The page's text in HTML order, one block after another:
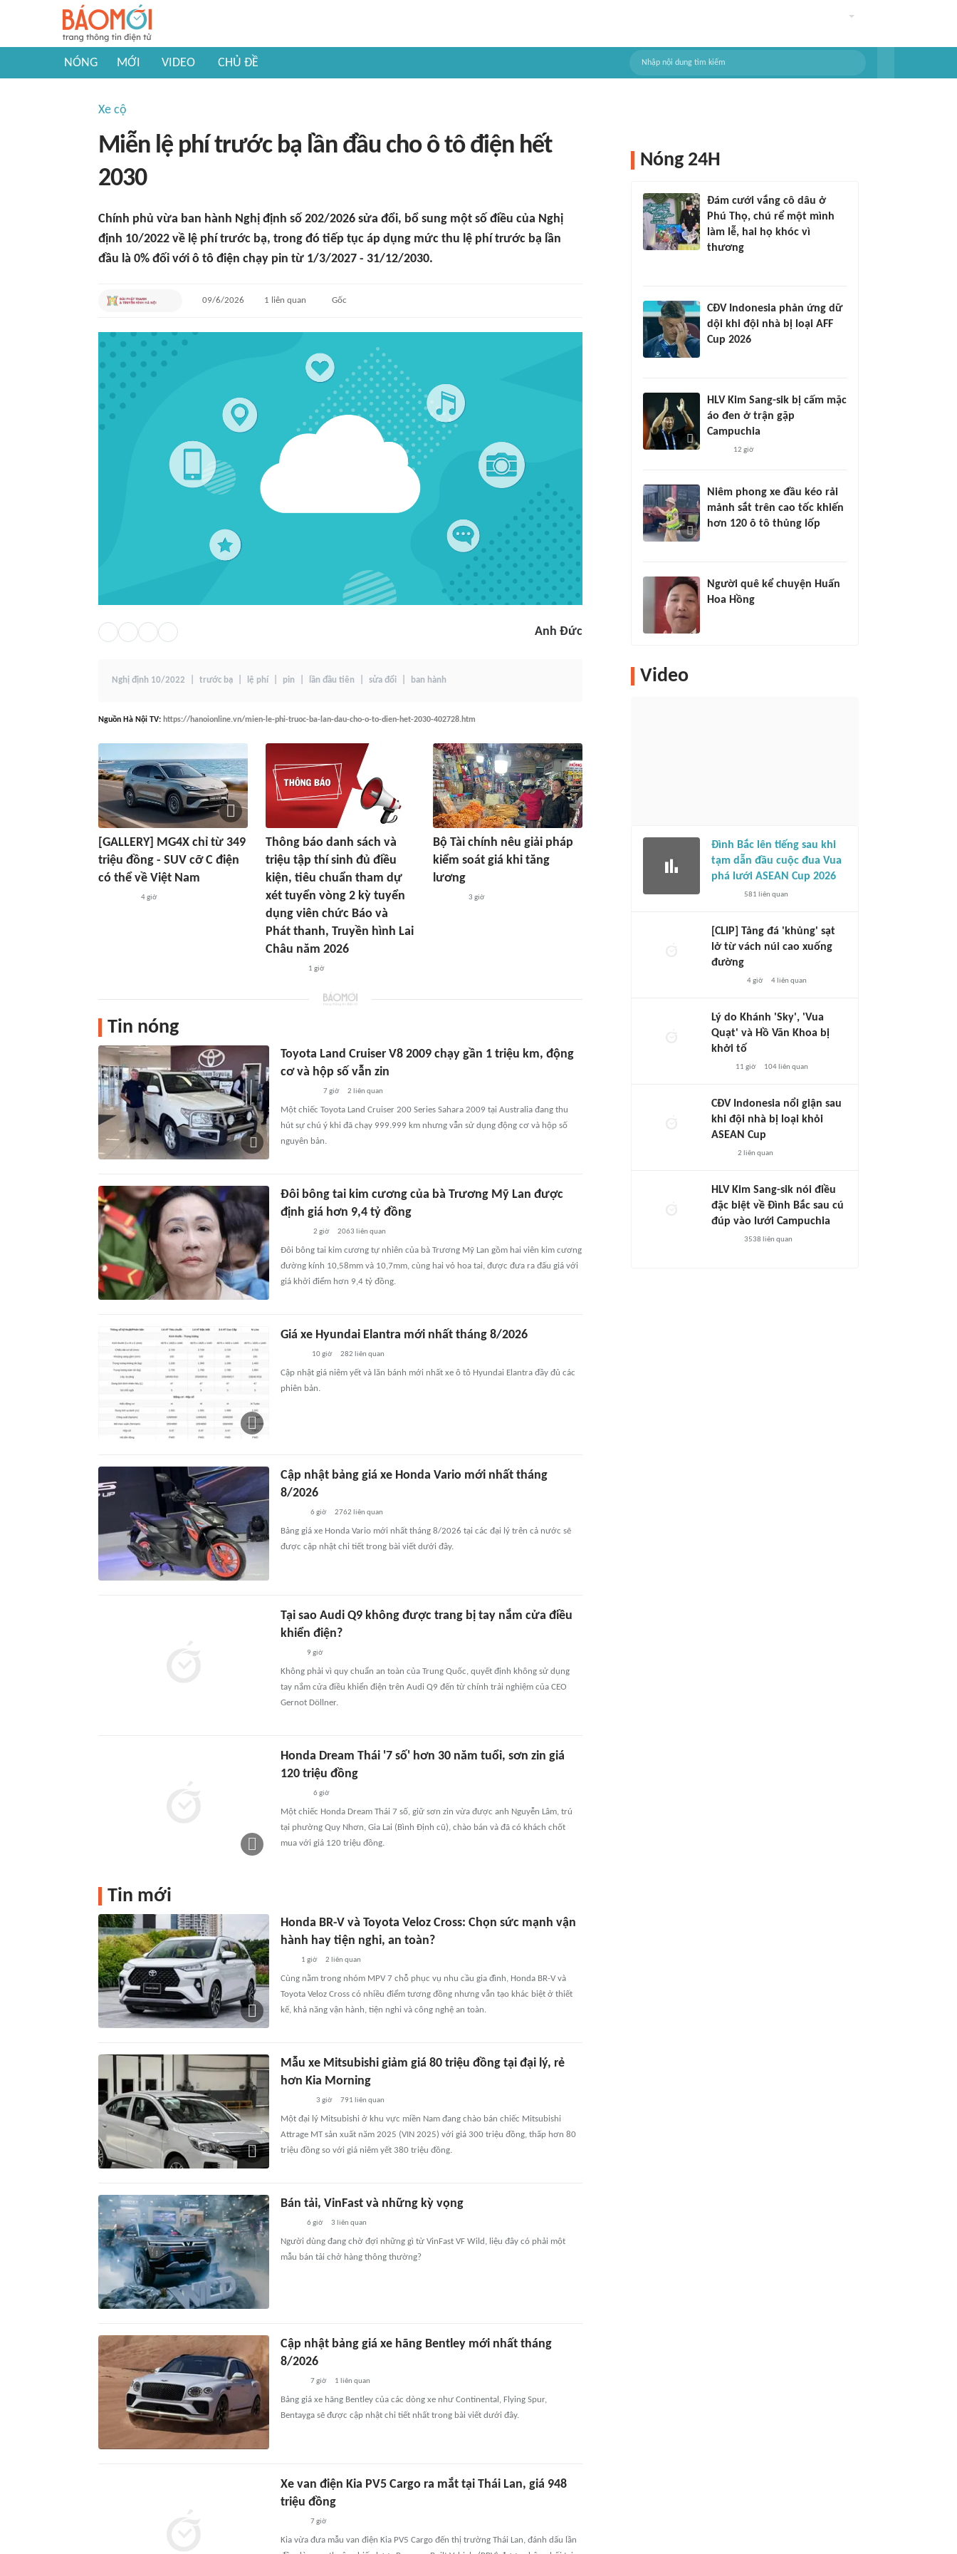
NÓNG MỚI VIDEO CHỦ ĐỀ
Xe cộ
Miễn lệ phí trước bạ lần đầu cho ô tô điện hết
2030
Chính phủ vừa ban hành Nghị định số 202/2026 sửa đổi, bổ sung một số điều của Nghị
định 10/2022 về lệ phí trước bạ, trong đó tiếp tục áp dụng mức thu lệ phí trước bạ lần
đầu là 0% đối với ô tô điện chạy pin từ 1/3/2027 - 31/12/2030.
09/6/2026 1 liên quan Gốc
Anh Đức
Nghị định 10/2022 trước bạ lệ phí pin lần đầu tiên sửa đổi ban hành
Nguồn Hà Nội TV: https://hanoionline.vn/mien-le-phi-truoc-ba-lan-dau-cho-o-to-dien-het-2030-402728.htm
[GALLERY] MG4X chỉ từ 349
triệu đồng - SUV cỡ C điện
có thể về Việt Nam
4 giờ
Thông báo danh sách và
triệu tập thí sinh đủ điều
kiện, tiêu chuẩn tham dự
xét tuyển vòng 2 kỳ tuyển
dụng viên chức Báo và
Phát thanh, Truyền hình Lai
Châu năm 2026
1 giờ
Bộ Tài chính nêu giải pháp
kiểm soát giá khi tăng
lương
3 giờ
Tin nóng
Toyota Land Cruiser V8 2009 chạy gần 1 triệu km, động
cơ và hộp số vẫn zin
7 giờ 2 liên quan
Một chiếc Toyota Land Cruiser 200 Series Sahara 2009 tại Australia đang thu
hút sự chú ý khi đã chạy 999.999 km nhưng vẫn sử dụng động cơ và hộp số
nguyên bản.
Đôi bông tai kim cương của bà Trương Mỹ Lan được
định giá hơn 9,4 tỷ đồng
2 giờ 2063 liên quan
Đôi bông tai kim cương tự nhiên của bà Trương Mỹ Lan gồm hai viên kim cương
đường kính 10,58mm và 10,7mm, cùng hai vỏ hoa tai, được đưa ra đấu giá với
giá khởi điểm hơn 9,4 tỷ đồng.
Giá xe Hyundai Elantra mới nhất tháng 8/2026
10 giờ 282 liên quan
Cập nhật giá niêm yết và lăn bánh mới nhất xe ô tô Hyundai Elantra đầy đủ các
phiên bản.
Cập nhật bảng giá xe Honda Vario mới nhất tháng
8/2026
6 giờ 2762 liên quan
Bảng giá xe Honda Vario mới nhất tháng 8/2026 tại các đại lý trên cả nước sẽ
được cập nhật chi tiết trong bài viết dưới đây.
Tại sao Audi Q9 không được trang bị tay nắm cửa điều
khiển điện?
9 giờ
Không phải vì quy chuẩn an toàn của Trung Quốc, quyết định không sử dụng
tay nắm cửa điều khiển điện trên Audi Q9 đến từ chính trải nghiệm của CEO
Gernot Döllner.
Honda Dream Thái '7 số' hơn 30 năm tuổi, sơn zin giá
120 triệu đồng
6 giờ
Một chiếc Honda Dream Thái 7 số, giữ sơn zin vừa được anh Nguyễn Lâm, trú
tại phường Quy Nhơn, Gia Lai (Bình Định cũ), chào bán và đã có khách chốt
mua với giá 120 triệu đồng.
Tin mới
Honda BR-V và Toyota Veloz Cross: Chọn sức mạnh vận
hành hay tiện nghi, an toàn?
1 giờ 2 liên quan
Cùng nằm trong nhóm MPV 7 chỗ phục vụ nhu cầu gia đình, Honda BR-V và
Toyota Veloz Cross có nhiều điểm tương đồng nhưng vẫn tạo khác biệt ở thiết
kế, khả năng vận hành, tiện nghi và công nghệ an toàn.
Mẫu xe Mitsubishi giảm giá 80 triệu đồng tại đại lý, rẻ
hơn Kia Morning
3 giờ 791 liên quan
Một đại lý Mitsubishi ở khu vực miền Nam đang chào bán chiếc Mitsubishi
Attrage MT sản xuất năm 2025 (VIN 2025) với giá 300 triệu đồng, thấp hơn 80
triệu đồng so với giá niêm yết 380 triệu đồng.
Bán tải, VinFast và những kỳ vọng
6 giờ 3 liên quan
Người dùng đang chờ đợi những gì từ VinFast VF Wild, liệu đây có phải một
mẫu bán tải chở hàng thông thường?
Cập nhật bảng giá xe hãng Bentley mới nhất tháng
8/2026
7 giờ 1 liên quan
Bảng giá xe hãng Bentley của các dòng xe như Continental, Flying Spur,
Bentayga sẽ được cập nhật chi tiết nhất trong bài viết dưới đây.
Xe van điện Kia PV5 Cargo ra mắt tại Thái Lan, giá 948
triệu đồng
7 giờ
Kia vừa đưa mẫu van điện Kia PV5 Cargo đến thị trường Thái Lan, đánh dấu lần
Nóng 24H
Đám cưới vắng cô dâu ở
Phú Thọ, chú rể một mình
làm lễ, hai họ khóc vì
thương
CĐV Indonesia phản ứng dữ
dội khi đội nhà bị loại AFF
Cup 2026
HLV Kim Sang-sik bị cấm mặc
áo đen ở trận gặp
Campuchia
12 giờ
Niêm phong xe đầu kéo rải
mảnh sắt trên cao tốc khiến
hơn 120 ô tô thủng lốp
Người quê kể chuyện Huấn
Hoa Hồng
Video
Đình Bắc lên tiếng sau khi
tạm dẫn đầu cuộc đua Vua
phá lưới ASEAN Cup 2026
581 liên quan
[CLIP] Tảng đá 'khủng' sạt
lở từ vách núi cao xuống
đường
4 giờ 4liên quan
Lý do Khánh 'Sky', 'Vua
Quạt' và Hồ Văn Khoa bị
khởi tố
11 giờ 104liên quan
CĐV Indonesia nổi giận sau
khi đội nhà bị loại khỏi
ASEAN Cup
2 liên quan
HLV Kim Sang-sik nói điều
đặc biệt về Đình Bắc sau cú
đúp vào lưới Campuchia
3538 liên quan